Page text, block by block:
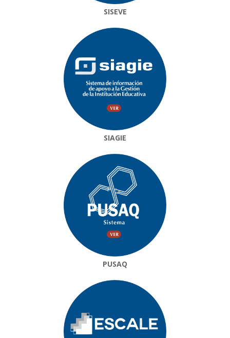
SISEVE
SIAGIE
PUSAQ